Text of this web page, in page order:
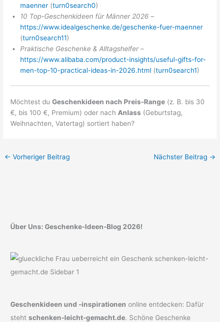
maenner (turn0search0)
10 Top-Geschenkideen für Männer 2026 –
https://www.idealgeschenke.de/geschenke-fuer-maenner
(turn0search11)
Praktische Geschenke & Alltagshelfer–
https://www.alibaba.com/product-insights/useful-gifts-for-
men-top-10-practical-ideas-in-2026.html (turn0search1)
Möchtest duGeschenkideen nach Preis-Range (z. B. bis 30
€, bis 100 €, Premium) oder nach Anlass (Geburtstag,
Weihnachten, Vatertag) sortiert haben?
← Vorheriger Beitrag Nächster Beitrag →
Über Uns: Geschenke-Ideen-Blog 2026!
Geschenkideen und -inspirationen online entdecken: Dafür
stehtschenken-leicht-gemacht.de. Schöne Geschenke